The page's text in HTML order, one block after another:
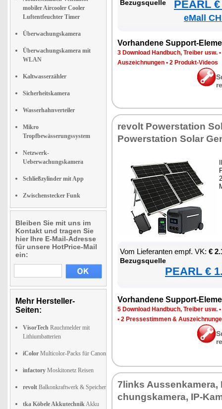
mobiler Aircooler Cooler
Luftentfeuchter Timer
Überwachungskamera
Überwachungskamera mit
WLAN
Kaltwasserzähler
Sicherheitskamera
Wasserhahnverteiler
Mikro
Tropfbewässerungssystem
Netzwerk-
Ueberwachungskamera
Schließzylinder mit App
Zwischenstecker Funk
Bleiben Sie mit uns im
Kontakt und tragen Sie
hier Ihre E-Mail-Adresse
für unsere HotPrice-Mail
ein:
Mehr Hersteller-
Seiten:
VisorTech Rauchmelder mit
Lithiumbatterien
iColor Multicolor-Packs für Canon
infactory Moskitonetz Reisen
revolt Balkonkraftwerk & Speicher
tka Köbele AkkutechnikAkku
Be­zugs­quel­le PEARL
eMall
Vor­han­de­ne Sup­port-
3 Down­load Hand­buch, Trei­ber usw. •
Aus­zeich­nun­gen • 2 Pro­dukt-Vi­de­os
re­volt Powersta­ti­on
Powersta­ti­on So­lar
Vom Lie­fe­ran­ten empf. VK: €
Be­zugs­quel­le
PEARL €
Vor­han­de­ne Sup­port-
5 Down­load Hand­buch, Trei­ber usw. •
• 2 Pres­se­stim­men &
7links Aus­sen­ka­me­ra,
chungs­ka­me­ra, IP-